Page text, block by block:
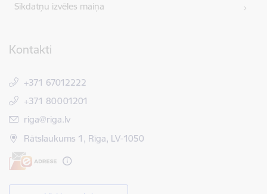
Sīkdatņu izvēles maiņa
Kontakti
+371 67012222
+371 80001201
E-pasts:
riga@riga.lv
Rātslaukums 1, Rīga, LV-1050